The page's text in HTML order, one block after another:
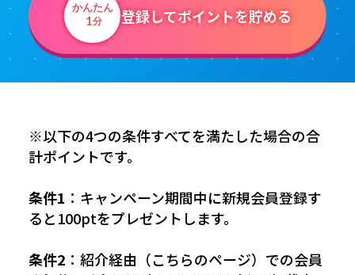
かんたん
1分 登録してポイントを貯める
※以下の4つの条件すべてを満たした場合の合
計ポイントです。
条件1 ：キャンペーン期間中に新規会員登録す
ると100ptをプレゼントします。
条件2 ：紹介経由（こちらのページ）での会員